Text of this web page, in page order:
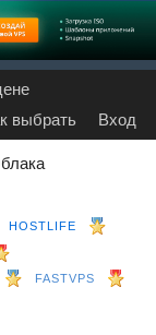
выбрать Вход
HOSTLIFE
FASTVPS